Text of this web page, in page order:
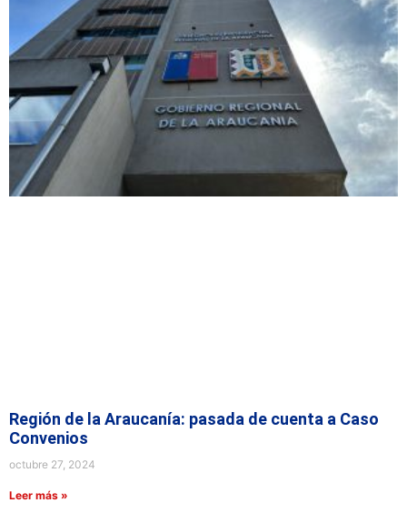
Región de la Araucanía: pasada de cuenta a Caso
Convenios
octubre 27, 2024
Leer más »